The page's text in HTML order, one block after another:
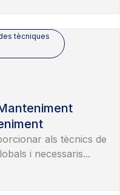
tècniques
als tècnics de
i necessaris...